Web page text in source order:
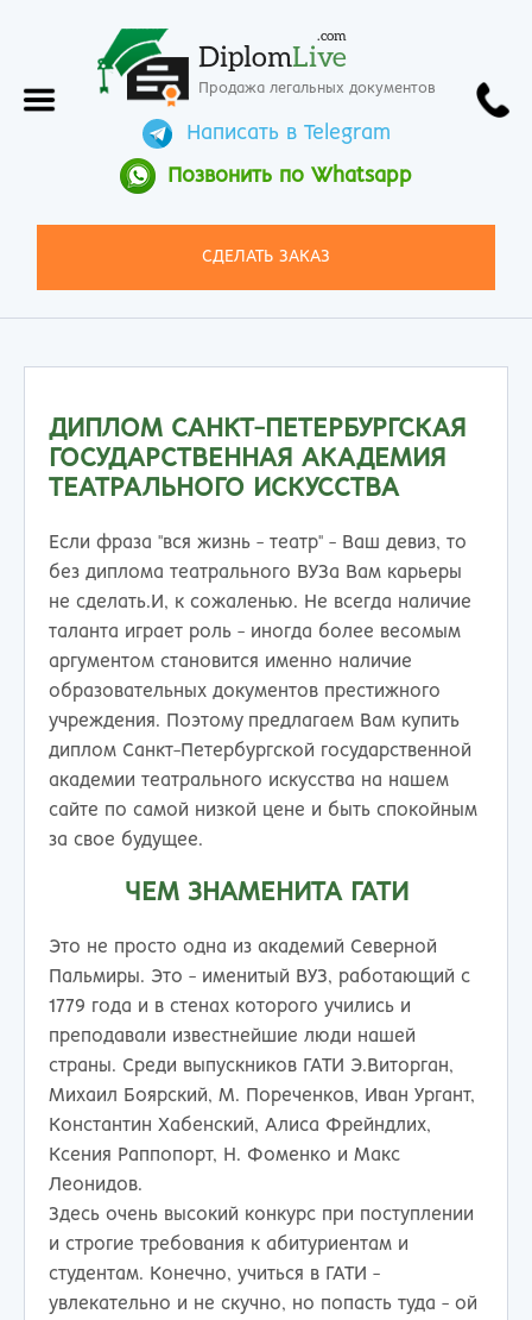
DiplomLive
.com
Продажа легальных документов
Написать в Telegram
Позвонить по Whatsapp
СДЕЛАТЬ ЗАКАЗ
ДИПЛОМ САНКТ-ПЕТЕРБУРГСКАЯ
ГОСУДАРСТВЕННАЯ АКАДЕМИЯ
ТЕАТРАЛЬНОГО ИСКУССТВА
Если фраза "вся жизнь - театр" - Ваш девиз, то
без диплома театрального ВУЗа Вам карьеры
не сделать.И, к сожаленью. Не всегда наличие
таланта играет роль - иногда более весомым
аргументом становится именно наличие
образовательных документов престижного
учреждения. Поэтому предлагаем Вам купить
диплом Санкт-Петербургской государственной
академии театрального искусства на нашем
сайте по самой низкой цене и быть спокойным
за свое будущее.
ЧЕМ ЗНАМЕНИТА ГАТИ
Это не просто одна из академий Северной
Пальмиры. Это - именитый ВУЗ, работающий с
1779 года и в стенах которого учились и
преподавали известнейшие люди нашей
страны. Среди выпускников ГАТИ Э.Виторган,
Михаил Боярский, М. Пореченков, Иван Ургант,
Константин Хабенский, Алиса Фрейндлих,
Ксения Раппопорт, Н. Фоменко и Макс
Леонидов.
Здесь очень высокий конкурс при поступлении
и строгие требования к абитуриентам и
студентам. Конечно, учиться в ГАТИ -
увлекательно и не скучно, но попасть туда - ой